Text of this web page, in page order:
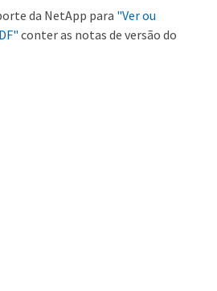
da NetApp para "Ver ou
conter as notas de versão do